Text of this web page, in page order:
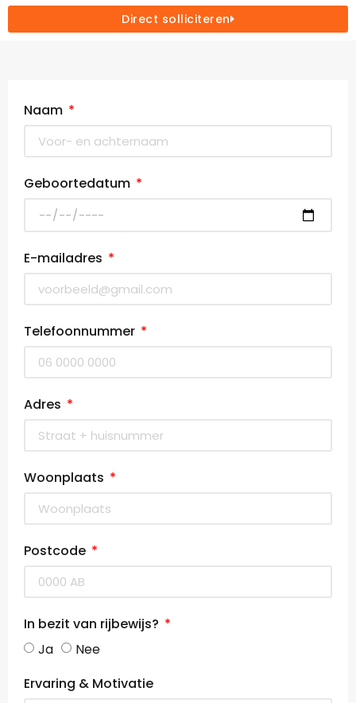
Direct solliciteren
Naam
Geboortedatum
E-mailadres
Telefoonnummer
Adres
Woonplaats
Postcode
In bezit van rijbewijs?
Ja
Nee
Ervaring & Motivatie